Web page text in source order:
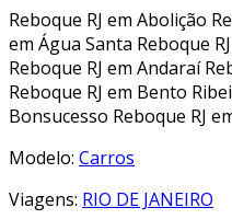
Reboque RJ em Abolição
em Água Santa Reboque
Reboque RJ em Andaraí
Reboque RJ em Bento
Bonsucesso Reboque RJ
Modelo: Carros
Viagens: RIO DE JANEIRO